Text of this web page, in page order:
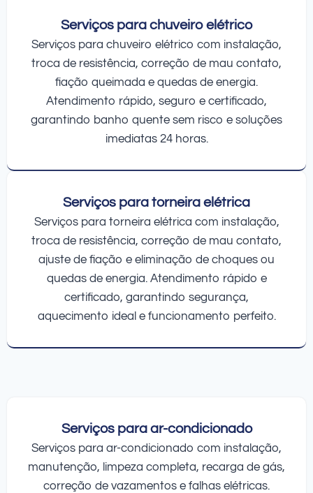
Serviços para chuveiro elétrico
Serviços para chuveiro elétrico com instalação,
troca de resistência, correção de mau contato,
fiação queimada e quedas de energia.
Atendimento rápido, seguro e certificado,
garantindo banho quente sem risco e soluções
imediatas 24 horas.
Serviços para torneira elétrica
Serviços para torneira elétrica com instalação,
troca de resistência, correção de mau contato,
ajuste de fiação e eliminação de choques ou
quedas de energia. Atendimento rápido e
certificado, garantindo segurança,
aquecimento ideal e funcionamento perfeito.
Serviços para ar-condicionado
Serviços para ar-condicionado com instalação,
manutenção, limpeza completa, recarga de gás,
correção de vazamentos e falhas elétricas.